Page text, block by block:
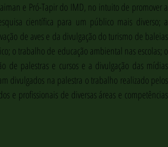
e Pró-Tapir do IMD, no intuito de promover a
científica para um público mais diverso; a
de aves e da divulgação do turismo de baleias
o trabalho de educação ambiental nas escolas; o
de palestras e cursos e a divulgação das mídias
divulgados na palestra o trabalho realizado pelos
e profissionais de diversas áreas e competências